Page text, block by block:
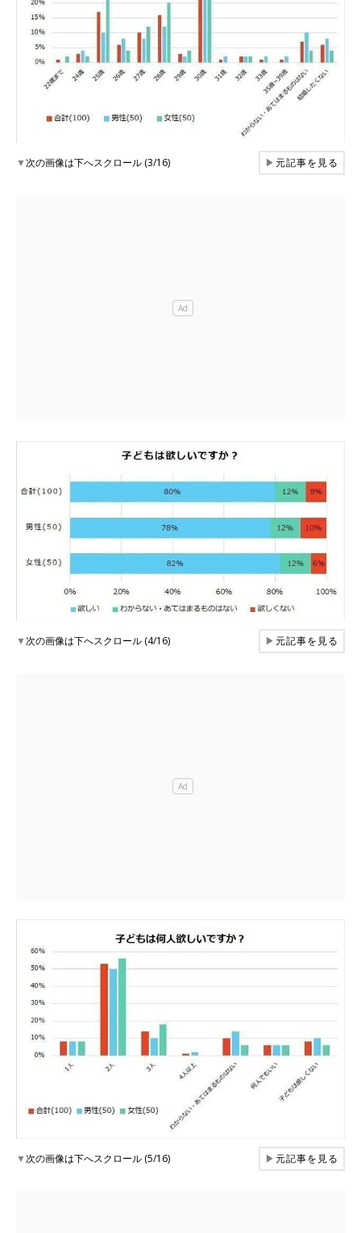
▼次の画像は下へスクロール (3/16) ▶元記事を見る
▼次の画像は下へスクロール (4/16) ▶元記事を見る
▼次の画像は下へスクロール (5/16) ▶元記事を見る